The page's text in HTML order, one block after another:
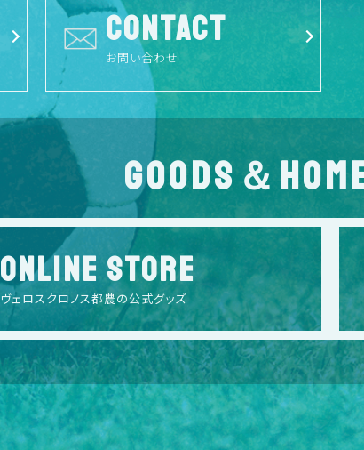
CONTACT
お問い合わせ
GOODS＆
ONLINE STORE
ヴェロスクロノス都農の公式グッズ